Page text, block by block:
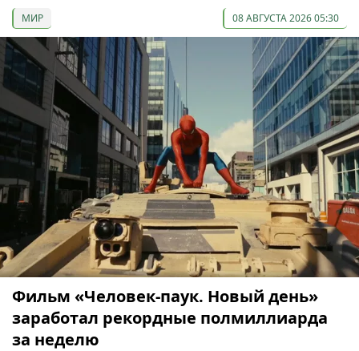
МИР 08 АВГУСТА 2026 05:30
Фильм «Человек-паук. Новый день»
заработал рекордные полмиллиарда
за неделю